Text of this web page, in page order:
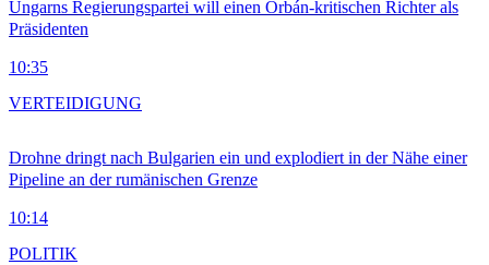
Ungarns Regierungspartei will einen Orbán-kritischen Richter als
Präsidenten
10:35
Drohne dringt nach Bulgarien ein und explodiert in der Nähe einer
Pipeline an der rumänischen Grenze
10:14
VERTEIDIGUNG
POLITIK